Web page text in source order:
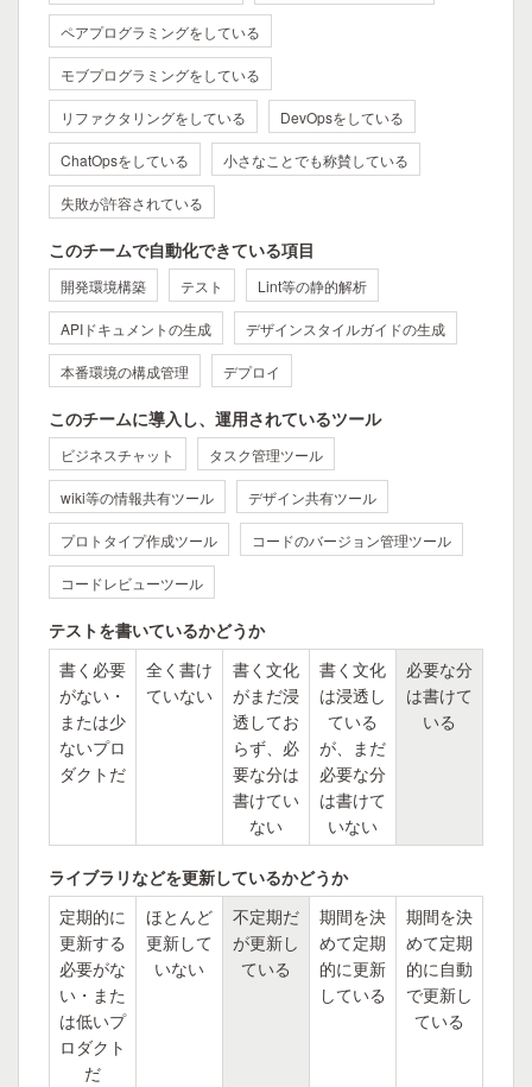
ペアプログラミングをしている
モブプログラミングをしている
リファクタリングをしている DevOpsをしている
ChatOpsをしている 小さなことでも称賛している
失敗が許容されている
このチームで自動化できている項目
開発環境構築 テスト Lint等の静的解析
APIドキュメントの生成 デザインスタイルガイドの生成
本番環境の構成管理 デプロイ
このチームに導入し、運用されているツール
ビジネスチャット タスク管理ツール
wiki等の情報共有ツール デザイン共有ツール
プロトタイプ作成ツール コードのバージョン管理ツール
コードレビューツール
テストを書いているかどうか
書く必要
がない・
または少
ないプロ
ダクトだ
全く書け
ていない
書く文化
がまだ浸
透してお
らず、必
要な分は
書けてい
ない
書く文化
は浸透し
ている
が、まだ
必要な分
は書けて
いない
必要な分
は書けて
いる
ライブラリなどを更新しているかどうか
定期的に
更新する
必要がな
い・また
は低いプ
ロダクト
だ
ほとんど
更新して
いない
不定期だ
が更新し
ている
期間を決
めて定期
的に更新
している
期間を決
めて定期
的に自動
で更新し
ている